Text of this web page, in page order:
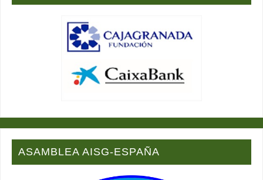
ASAMBLEA AISG-ESPAÑA